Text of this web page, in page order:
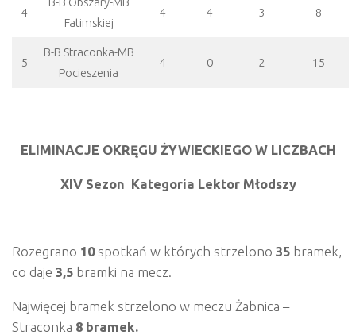
4
Fatimskiej
4 4 3 8
5
B-B Straconka-MB
Pocieszenia
4 0 2 15
ELIMINACJE OKRĘGU ŻYWIECKIEGO W LICZBACH
XIV Sezon Kategoria Lektor Młodszy
Rozegrano 10spotkań w których strzelono 35 bramek,
co daje 3,5 bramki na mecz.
Najwięcej bramek strzelono w meczu Żabnica –
Straconka 8 bramek.